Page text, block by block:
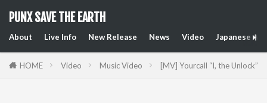
PUNX SAVE THE EARTH
About Live Info New Release News Video Japanese
HOME Video Music Video [MV] Yourcall “I, the Unlock”